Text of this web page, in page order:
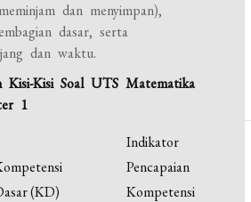
dan menyimpan),
dasar, serta
dan waktu.
Kisi-Kisi Soal UTS Matematika
1
(KD)
Indikator
Pencapaian
Kompetensi